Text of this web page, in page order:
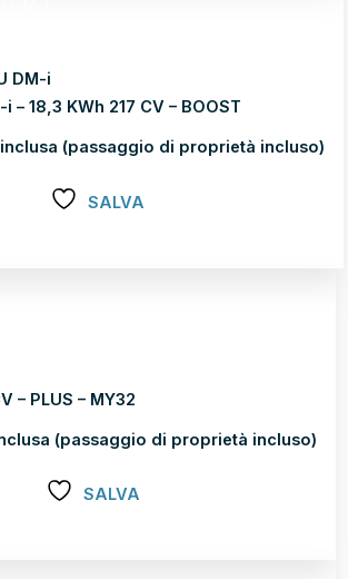
DM-i
– 18,3 KWh 217 CV – BOOST
(passaggio di proprietà incluso)
SALVA
– PLUS – MY32
(passaggio di proprietà incluso)
SALVA